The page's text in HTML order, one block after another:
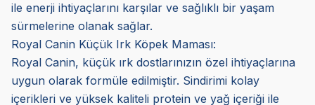
ile enerji ihtiyaçlarını karşılar ve sağlıklı bir yaşam
sürmelerine olanak sağlar.
Royal Canin Küçük Irk Köpek Maması:
Royal Canin, küçük ırk dostlarınızın özel ihtiyaçlarına
uygun olarak formüle edilmiştir. Sindirimi kolay
içerikleri ve yüksek kaliteli protein ve yağ içeriği ile